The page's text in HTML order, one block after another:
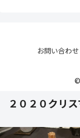
お問い合わせ
２０２０クリ